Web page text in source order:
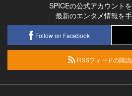
SPICEの公式アカウント
最新のエンタメ情報を
Follow on Facebook
RSSフィードの購読